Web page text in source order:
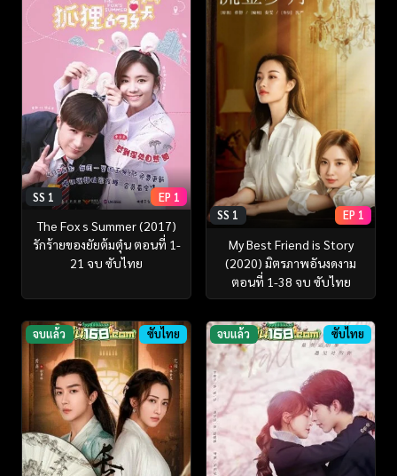
SS 1 EP 1
The Fox s Summer (2017)
รักร้ายของยัยต้มตุ๋น ตอนที่ 1-
21 จบ ซับไทย
SS 1 EP 1
My Best Friend is Story
(2020) มิตรภาพอันงดงาม
ตอนที่ 1-38 จบ ซับไทย
จบแล้ว ซับไทย จบแล้ว ซับไทย